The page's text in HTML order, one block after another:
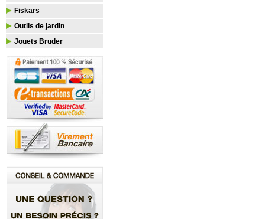
Fiskars
Outils de jardin
Jouets Bruder